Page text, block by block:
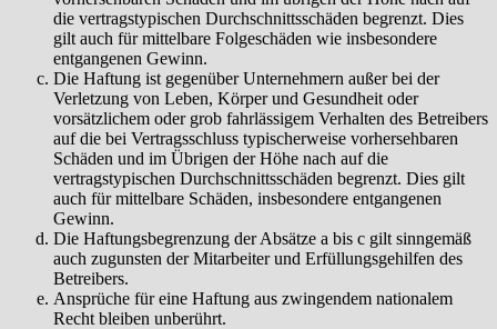
die vertragstypischen Durchschnittsschäden begrenzt. Dies
gilt auch für mittelbare Folgeschäden wie insbesondere
entgangenen Gewinn.
Die Haftung ist gegenüber Unternehmern außer bei der
Verletzung von Leben, Körper und Gesundheit oder
vorsätzlichem oder grob fahrlässigem Verhalten des Betreibers
auf die bei Vertragsschluss typischerweise vorhersehbaren
Schäden und im Übrigen der Höhe nach auf die
vertragstypischen Durchschnittsschäden begrenzt. Dies gilt
auch für mittelbare Schäden, insbesondere entgangenen
Gewinn.
Die Haftungsbegrenzung der Absätze a bis c gilt sinngemäß
auch zugunsten der Mitarbeiter und Erfüllungsgehilfen des
Betreibers.
Ansprüche für eine Haftung aus zwingendem nationalem
Recht bleiben unberührt.